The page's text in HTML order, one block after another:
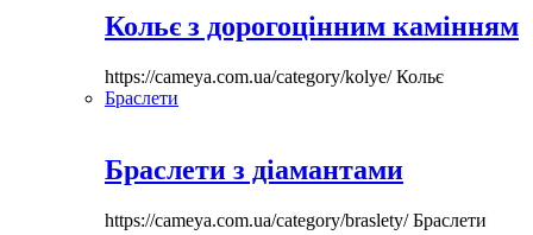
Кольє з дорогоцінним камінням
https://cameya.com.ua/category/kolye/Кольє
Браслети
Браслети з діамантами
https://cameya.com.ua/category/braslety/Браслети